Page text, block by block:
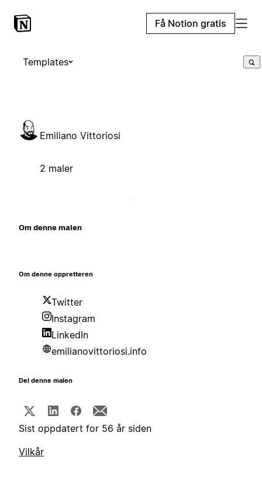
Få Notion gratis
Templates
Emiliano Vittoriosi
2 maler
Om denne malen
Om denne oppretteren
Twitter
Instagram
LinkedIn
emilianovittoriosi.info
Del denne malen
Sist oppdatert for 56 år siden
Vilkår